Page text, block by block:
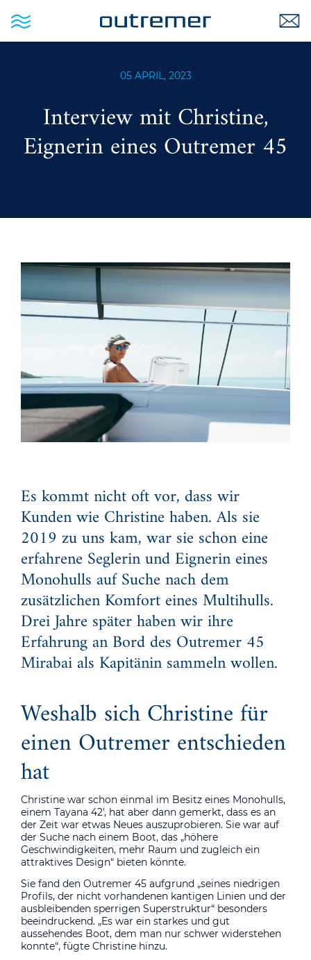
05 APRIL, 2023
Interview mit Christine,
Eignerin eines Outremer 45
Es kommt nicht oft vor, dass wir
Kunden wie Christine haben. Als sie
2019 zu uns kam, war sie schon eine
erfahrene Seglerin und Eignerin eines
Monohulls auf Suche nach dem
zusätzlichen Komfort eines Multihulls.
Drei Jahre später haben wir ihre
Erfahrung an Bord des Outremer 45
Mirabai als Kapitänin sammeln wollen.
Weshalb sich Christine für
einen Outremer entschieden
hat
Christine war schon einmal im Besitz eines Monohulls,
einem Tayana 42′, hat aber dann gemerkt, dass es an
der Zeit war etwas Neues auszuprobieren. Sie war auf
der Suche nach einem Boot, das „höhere
Geschwindigkeiten, mehr Raum und zugleich ein
attraktives Design“ bieten könnte.
Sie fand den Outremer 45 aufgrund „seines niedrigen
Profils, der nicht vorhandenen kantigen Linien und der
ausbleibenden sperrigen Superstruktur“ besonders
beeindruckend. „Es war ein starkes und gut
aussehendes Boot, dem man nur schwer widerstehen
konnte“, fügte Christine hinzu.